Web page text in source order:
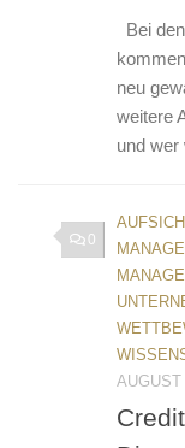
Bei
neu
weitere
und wer
0